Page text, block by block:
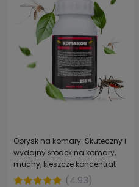
Oprysk na komary. Skuteczny i
wydajny środek na komary,
muchy, kleszcze koncentrat
KOMARON FORTE 250 ml
(4.93)